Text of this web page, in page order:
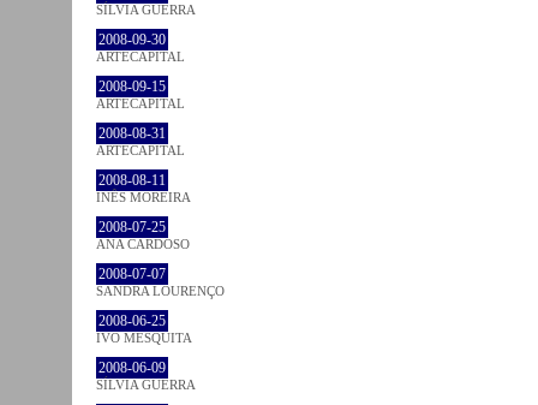
SÍLVIA GUERRA
2008-09-30
ARTECAPITAL
2008-09-15
ARTECAPITAL
2008-08-31
ARTECAPITAL
2008-08-11
INÊS MOREIRA
2008-07-25
ANA CARDOSO
2008-07-07
SANDRA LOURENÇO
2008-06-25
IVO MESQUITA
2008-06-09
SÍLVIA GUERRA